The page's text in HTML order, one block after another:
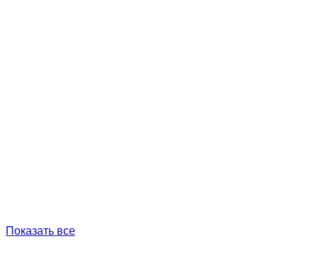
Показать все